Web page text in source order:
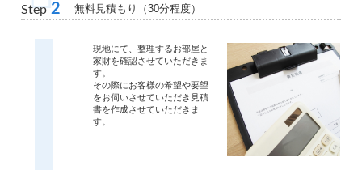
Step 2 無料見積もり（30分程度）
現地にて、整理するお部屋と
家財を確認させていただきま
す。
その際にお客様の希望や要望
をお伺いさせていただき見積
書を作成させていただきま
す。